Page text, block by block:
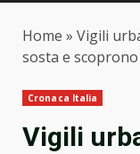
Home » Vigili
sosta e
Cronaca Italia
Vigili